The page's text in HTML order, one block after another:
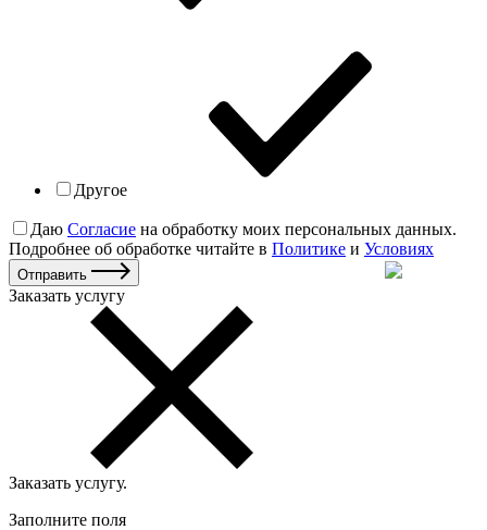
Другое
Даю Согласие на обработку моих персональных данных.
Подробнее об обработке читайте в Политике и Условиях
Отправить
Заказать услугу
Заказать услугу.
Заполните поля